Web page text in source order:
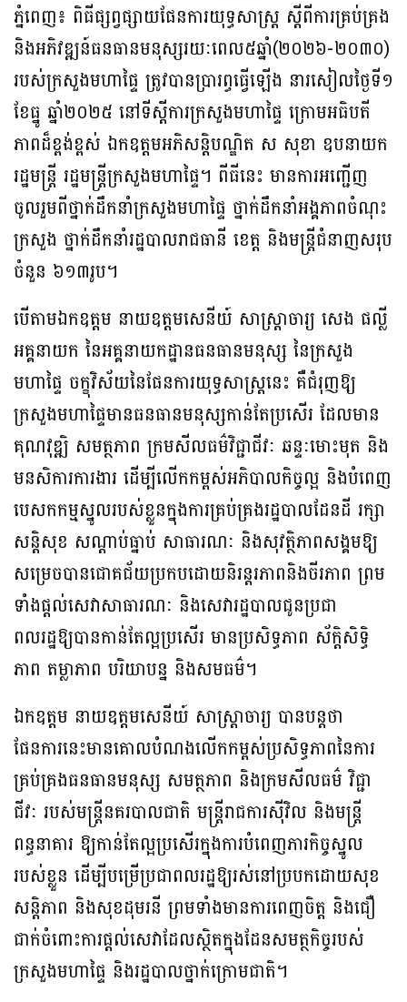
ភ្នំពេញ៖ ពិធីផ្សព្វផ្សាយផែនការយុទ្ធសាស្ត្រ ស្ដីពីការគ្រប់គ្រង
និងអភិវឌ្ឍន៍ធនធានមនុស្សរយៈពេល៥ឆ្នាំ(២០២៦-២០៣០)
របស់ក្រសួងមហាផ្ទៃ ត្រូវបានប្រារព្ធធ្វើឡើង នារសៀលថ្ងៃទី១
ខែធ្នូ ឆ្នាំ២០២៥ នៅទីស្តីការក្រសួងមហាផ្ទៃ ក្រោមអធិបតី
ភាពដ៏ខ្ពង់ខ្ពស់ ឯកឧត្តមអភិសន្តិបណ្ឌិត ស សុខា ឧបនាយក
រដ្ឋមន្រ្តី រដ្ឋមន្ត្រីក្រសួងមហាផ្ទៃ។ ពីធីនេះ មានការអញ្ជើញ
ចូលរួមពីថ្នាក់ដឹកនាំក្រសួងមហាផ្ទៃ ថ្នាក់ដឹកនាំអង្គភាពចំណុះ
ក្រសួង ថ្នាក់ដឹកនាំរដ្ឋបាលរាជធានី ខេត្ត និងមន្ត្រីជំនាញសរុប
ចំនួន ៦១៣រូប។
បើតាមឯកឧត្តម នាយឧត្តមសេនីយ៍ សាស្ត្រាចារ្យ សេង ផល្លី
អគ្គនាយក នៃអគ្គនាយកដ្ឋានធនធានមនុស្ស នៃក្រសួង
មហាផ្ទៃ ចក្ខុវិស័យនៃផែនការយុទ្ធសាស្ត្រនេះ គឺជំរុញឱ្យ
ក្រសួងមហាផ្ទៃមានធនធានមនុស្សកាន់តែប្រសើរ ដែលមាន
គុណវុឌ្ឍិ សមត្ថភាព ក្រមសីលធម៌វិជ្ជាជីវៈ ឆន្ទៈមោះមុត និង
មនសិការការងារ ដើម្បីលើកកម្ពស់អភិបាលកិច្ចល្អ និងបំពេញ
បេសកកម្មស្នូលរបស់ខ្លួនក្នុងការគ្រប់គ្រងរដ្ឋបាលដែនដី រក្សា
សន្តិសុខ សណ្តាប់ធ្នាប់ សាធារណៈ និងសុវត្ថិភាពសង្គមឱ្យ
សម្រេចបានជោគជ័យប្រកបដោយនិរន្តរភាពនិងចីរភាព ព្រម
ទាំងផ្តល់សេវាសាធារណៈ និងសេវារដ្ឋបាលជូនប្រជា
ពលរដ្ឋឱ្យបានកាន់តែល្អប្រសើរ មានប្រសិទ្ធភាព ស័ក្តិសិទ្ធិ
ភាព តម្លាភាព បរិយាបន្ន និងសមធម៌។
ឯកឧត្តម នាយឧត្តមសេនីយ៍ សាស្ត្រាចារ្យ បានបន្តថា
ផែនការនេះមានគោលបំណងលើកកម្ពស់ប្រសិទ្ធភាពនៃការ
គ្រប់គ្រងធនធានមនុស្ស សមត្ថភាព និងក្រមសីលធម៌ វិជ្ជា
ជីវៈ របស់មន្ត្រីនគរបាលជាតិ មន្ត្រីរាជការស៊ីវិល និងមន្ត្រី
ពន្ធនាគារ ឱ្យកាន់តែល្អប្រសើរក្នុងការបំពេញភារកិច្ចស្នូល
របស់ខ្លួន ដើម្បីបម្រើប្រជាពលរដ្ឋឱ្យរស់នៅប្របកដោយសុខ
សន្តិភាព និងសុខដុមរនី ព្រមទាំងមានការពេញចិត្ត និងជឿ
ជាក់ចំពោះការផ្ដល់សេវាដែលស្ថិតក្នុងដែនសមត្ថកិច្ចរបស់
ក្រសួងមហាផ្ទៃ និងរដ្ឋបាលថ្នាក់ក្រោមជាតិ។